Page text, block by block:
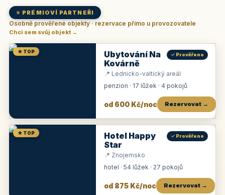
⭐ PRÉMIOVÍ PARTNEŘI
Osobně prověřené objekty · rezervace přímo u provozovatele
Chci sem svůj objekt →
★ TOP
Ubytování Na
Kovárně
✓ Prověřeno
📍 Lednicko-valtický areál
penzion · 17 lůžek · 4 pokojů
od 600 Kč/noc Rezervovat →
★ TOP
Hotel Happy
Star
✓ Prověřeno
📍 Znojemsko
hotel · 54 lůžek · 27 pokojů
od 875 Kč/noc Rezervovat →